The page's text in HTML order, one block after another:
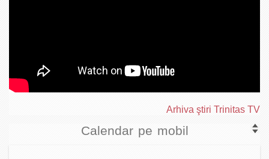
Arhiva ştiri Trinitas TV
Calendar pe mobil